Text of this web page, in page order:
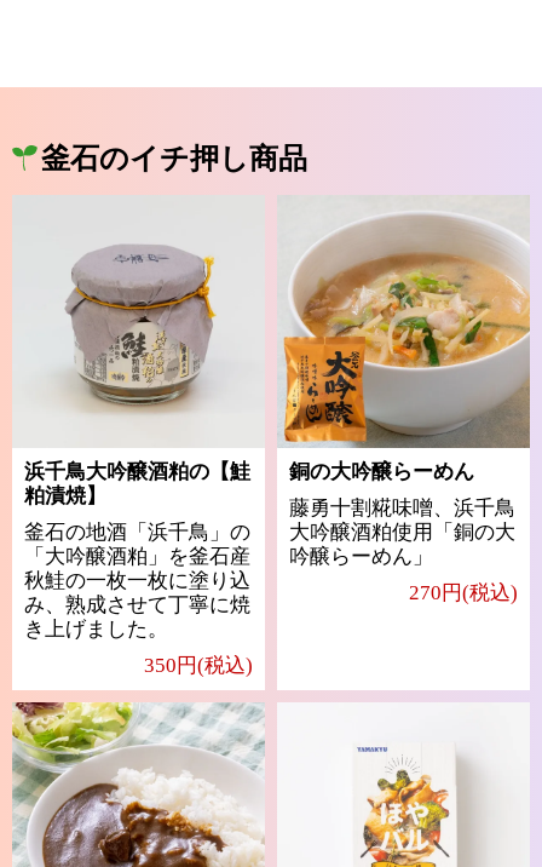
釜石のイチ押し商品
浜千鳥大吟醸酒粕の【鮭
粕漬焼】
釜石の地酒「浜千鳥」の
「大吟醸酒粕」を釜石産
秋鮭の一枚一枚に塗り込
み、熟成させて丁寧に焼
き上げました。
350円(税込)
銅の大吟醸らーめん
藤勇十割糀味噌、浜千鳥
大吟醸酒粕使用「銅の大
吟醸らーめん」
270円(税込)